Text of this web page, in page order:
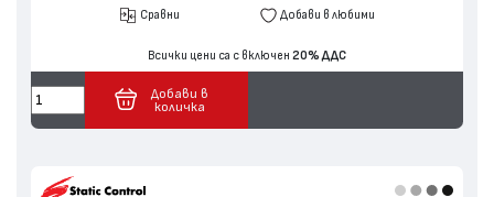
Сравни Добави в любими
Всички цени са с включен 20% ДДС
Добави в
количка